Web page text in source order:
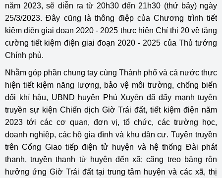
năm 2023, sẽ diễn ra từ 20h30 đến 21h30 (thứ bảy) ngày
25/3/2023. Đây cũng là thông điệp của Chương trình tiết
kiệm điện giai đoạn 2020 - 2025 thực hiện Chỉ thị 20 về tăng
cường tiết kiệm điện giai đoạn 2020 - 2025 của Thủ tướng
Chính phủ.
Nhằm góp phần chung tay cùng Thành phố và cả nước thực
hiện tiết kiệm năng lượng, bảo vệ môi trường, chống biến
đổi khí hậu, UBND huyện Phú Xuyên đã đẩy mạnh tuyên
truyền sự kiện Chiến dịch Giờ Trái đất, tiết kiệm điện năm
2023 tới các cơ quan, đơn vị, tổ chức, các trường học,
doanh nghiệp, các hộ gia đình và khu dân cư. Tuyên truyền
trên Cổng Giao tiếp điện tử huyện và hệ thống Đài phát
thanh, truyền thanh từ huyện đến xã; căng treo băng rôn
hưởng ứng Giờ Trái đất tại trung tâm huyện và các xã, thị